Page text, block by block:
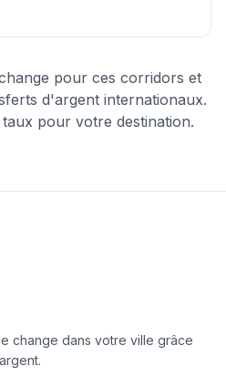
pour ces corridors et
d'argent internationaux.
pour votre destination.
change dans votre ville grâce